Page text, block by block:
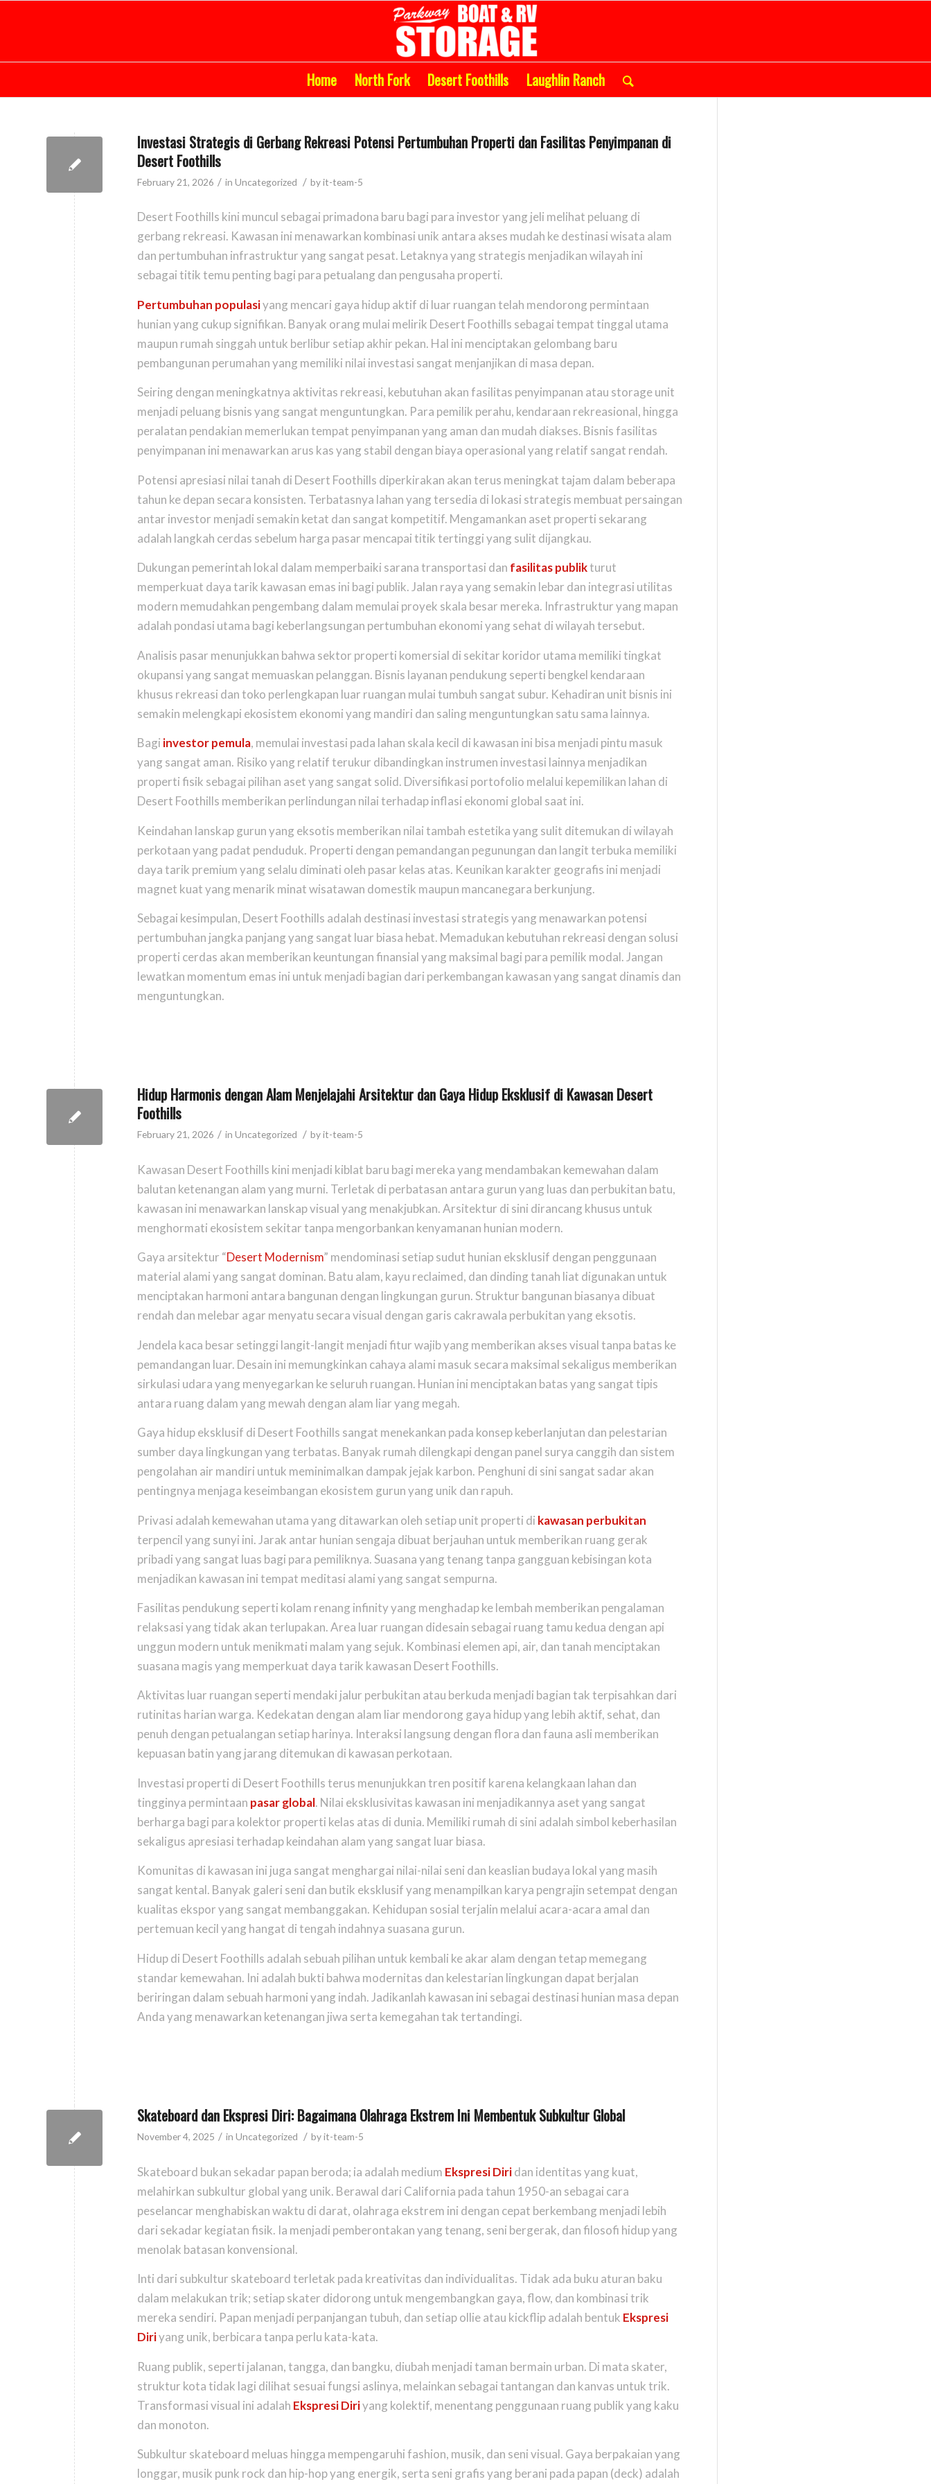
Home North Fork Desert Foothills Laughlin Ranch
Investasi Strategis di Gerbang Rekreasi Potensi Pertumbuhan Properti dan Fasilitas Penyimpanan di
Desert Foothills
February 21, 2026 / in Uncategorized / byit-team-5
Desert Foothills kini muncul sebagai primadona baru bagi para investor yang jeli melihat peluang di
gerbang rekreasi. Kawasan ini menawarkan kombinasi unik antara akses mudah ke destinasi wisata alam
dan pertumbuhan infrastruktur yang sangat pesat. Letaknya yang strategis menjadikan wilayah ini
sebagai titik temu penting bagi para petualang dan pengusaha properti.
Pertumbuhan populasiyang mencari gaya hidup aktif di luar ruangan telah mendorong permintaan
hunian yang cukup signifikan. Banyak orang mulai melirik Desert Foothills sebagai tempat tinggal utama
maupun rumah singgah untuk berlibur setiap akhir pekan. Hal ini menciptakan gelombang baru
pembangunan perumahan yang memiliki nilai investasi sangat menjanjikan di masa depan.
Seiring dengan meningkatnya aktivitas rekreasi, kebutuhan akan fasilitas penyimpanan atau storage unit
menjadi peluang bisnis yang sangat menguntungkan. Para pemilik perahu, kendaraan rekreasional, hingga
peralatan pendakian memerlukan tempat penyimpanan yang aman dan mudah diakses. Bisnis fasilitas
penyimpanan ini menawarkan arus kas yang stabil dengan biaya operasional yang relatif sangat rendah.
Potensi apresiasi nilai tanah di Desert Foothills diperkirakan akan terus meningkat tajam dalam beberapa
tahun ke depan secara konsisten. Terbatasnya lahan yang tersedia di lokasi strategis membuat persaingan
antar investor menjadi semakin ketat dan sangat kompetitif. Mengamankan aset properti sekarang
adalah langkah cerdas sebelum harga pasar mencapai titik tertinggi yang sulit dijangkau.
Dukungan pemerintah lokal dalam memperbaiki sarana transportasi dan fasilitas publikturut
memperkuat daya tarik kawasan emas ini bagi publik. Jalan raya yang semakin lebar dan integrasi utilitas
modern memudahkan pengembang dalam memulai proyek skala besar mereka. Infrastruktur yang mapan
adalah pondasi utama bagi keberlangsungan pertumbuhan ekonomi yang sehat di wilayah tersebut.
Analisis pasar menunjukkan bahwa sektor properti komersial di sekitar koridor utama memiliki tingkat
okupansi yang sangat memuaskan pelanggan. Bisnis layanan pendukung seperti bengkel kendaraan
khusus rekreasi dan toko perlengkapan luar ruangan mulai tumbuh sangat subur. Kehadiran unit bisnis ini
semakin melengkapi ekosistem ekonomi yang mandiri dan saling menguntungkan satu sama lainnya.
Bagi investor pemula, memulai investasi pada lahan skala kecil di kawasan ini bisa menjadi pintu masuk
yang sangat aman. Risiko yang relatif terukur dibandingkan instrumen investasi lainnya menjadikan
properti fisik sebagai pilihan aset yang sangat solid. Diversifikasi portofolio melalui kepemilikan lahan di
Desert Foothills memberikan perlindungan nilai terhadap inflasi ekonomi global saat ini.
Keindahan lanskap gurun yang eksotis memberikan nilai tambah estetika yang sulit ditemukan di wilayah
perkotaan yang padat penduduk. Properti dengan pemandangan pegunungan dan langit terbuka memiliki
daya tarik premium yang selalu diminati oleh pasar kelas atas. Keunikan karakter geografis ini menjadi
magnet kuat yang menarik minat wisatawan domestik maupun mancanegara berkunjung.
Sebagai kesimpulan, Desert Foothills adalah destinasi investasi strategis yang menawarkan potensi
pertumbuhan jangka panjang yang sangat luar biasa hebat. Memadukan kebutuhan rekreasi dengan solusi
properti cerdas akan memberikan keuntungan finansial yang maksimal bagi para pemilik modal. Jangan
lewatkan momentum emas ini untuk menjadi bagian dari perkembangan kawasan yang sangat dinamis dan
menguntungkan.
Hidup Harmonis dengan Alam Menjelajahi Arsitektur dan Gaya Hidup Eksklusif di Kawasan Desert
Foothills
February 21, 2026 / in Uncategorized / byit-team-5
Kawasan Desert Foothills kini menjadi kiblat baru bagi mereka yang mendambakan kemewahan dalam
balutan ketenangan alam yang murni. Terletak di perbatasan antara gurun yang luas dan perbukitan batu,
kawasan ini menawarkan lanskap visual yang menakjubkan. Arsitektur di sini dirancang khusus untuk
menghormati ekosistem sekitar tanpa mengorbankan kenyamanan hunian modern.
Gaya arsitektur “Desert Modernism” mendominasi setiap sudut hunian eksklusif dengan penggunaan
material alami yang sangat dominan. Batu alam, kayu reclaimed, dan dinding tanah liat digunakan untuk
menciptakan harmoni antara bangunan dengan lingkungan gurun. Struktur bangunan biasanya dibuat
rendah dan melebar agar menyatu secara visual dengan garis cakrawala perbukitan yang eksotis.
Jendela kaca besar setinggi langit-langit menjadi fitur wajib yang memberikan akses visual tanpa batas ke
pemandangan luar. Desain ini memungkinkan cahaya alami masuk secara maksimal sekaligus memberikan
sirkulasi udara yang menyegarkan ke seluruh ruangan. Hunian ini menciptakan batas yang sangat tipis
antara ruang dalam yang mewah dengan alam liar yang megah.
Gaya hidup eksklusif di Desert Foothills sangat menekankan pada konsep keberlanjutan dan pelestarian
sumber daya lingkungan yang terbatas. Banyak rumah dilengkapi dengan panel surya canggih dan sistem
pengolahan air mandiri untuk meminimalkan dampak jejak karbon. Penghuni di sini sangat sadar akan
pentingnya menjaga keseimbangan ekosistem gurun yang unik dan rapuh.
Privasi adalah kemewahan utama yang ditawarkan oleh setiap unit properti di kawasan perbukitan
terpencil yang sunyi ini. Jarak antar hunian sengaja dibuat berjauhan untuk memberikan ruang gerak
pribadi yang sangat luas bagi para pemiliknya. Suasana yang tenang tanpa gangguan kebisingan kota
menjadikan kawasan ini tempat meditasi alami yang sangat sempurna.
Fasilitas pendukung seperti kolam renang infinity yang menghadap ke lembah memberikan pengalaman
relaksasi yang tidak akan terlupakan. Area luar ruangan didesain sebagai ruang tamu kedua dengan api
unggun modern untuk menikmati malam yang sejuk. Kombinasi elemen api, air, dan tanah menciptakan
suasana magis yang memperkuat daya tarik kawasan Desert Foothills.
Aktivitas luar ruangan seperti mendaki jalur perbukitan atau berkuda menjadi bagian tak terpisahkan dari
rutinitas harian warga. Kedekatan dengan alam liar mendorong gaya hidup yang lebih aktif, sehat, dan
penuh dengan petualangan setiap harinya. Interaksi langsung dengan flora dan fauna asli memberikan
kepuasan batin yang jarang ditemukan di kawasan perkotaan.
Investasi properti di Desert Foothills terus menunjukkan tren positif karena kelangkaan lahan dan
tingginya permintaan pasar global. Nilai eksklusivitas kawasan ini menjadikannya aset yang sangat
berharga bagi para kolektor properti kelas atas di dunia. Memiliki rumah di sini adalah simbol keberhasilan
sekaligus apresiasi terhadap keindahan alam yang sangat luar biasa.
Komunitas di kawasan ini juga sangat menghargai nilai-nilai seni dan keaslian budaya lokal yang masih
sangat kental. Banyak galeri seni dan butik eksklusif yang menampilkan karya pengrajin setempat dengan
kualitas ekspor yang sangat membanggakan. Kehidupan sosial terjalin melalui acara-acara amal dan
pertemuan kecil yang hangat di tengah indahnya suasana gurun.
Hidup di Desert Foothills adalah sebuah pilihan untuk kembali ke akar alam dengan tetap memegang
standar kemewahan. Ini adalah bukti bahwa modernitas dan kelestarian lingkungan dapat berjalan
beriringan dalam sebuah harmoni yang indah. Jadikanlah kawasan ini sebagai destinasi hunian masa depan
Anda yang menawarkan ketenangan jiwa serta kemegahan tak tertandingi.
Skateboard dan Ekspresi Diri: Bagaimana Olahraga Ekstrem Ini Membentuk Subkultur Global
November 4, 2025 / in Uncategorized / byit-team-5
Skateboard bukan sekadar papan beroda; ia adalah medium Ekspresi Diridan identitas yang kuat,
melahirkan subkultur global yang unik. Berawal dari California pada tahun 1950-an sebagai cara
peselancar menghabiskan waktu di darat, olahraga ekstrem ini dengan cepat berkembang menjadi lebih
dari sekadar kegiatan fisik. Ia menjadi pemberontakan yang tenang, seni bergerak, dan filosofi hidup yang
menolak batasan konvensional.
Inti dari subkultur skateboard terletak pada kreativitas dan individualitas. Tidak ada buku aturan baku
dalam melakukan trik; setiapskater didorong untuk mengembangkan gaya,flow, dan kombinasi trik
mereka sendiri. Papan menjadi perpanjangan tubuh, dan setiapollieatau kickflipadalah bentuk Ekspresi
Diriyang unik, berbicara tanpa perlu kata-kata.
Ruang publik, seperti jalanan, tangga, dan bangku, diubah menjadi taman bermain urban. Di mata skater,
struktur kota tidak lagi dilihat sesuai fungsi aslinya, melainkan sebagai tantangan dan kanvas untuk trik.
Transformasi visual ini adalah Ekspresi Diriyang kolektif, menentang penggunaan ruang publik yang kaku
dan monoton.
Subkultur skateboard meluas hingga mempengaruhifashion, musik, dan seni visual. Gaya berpakaian yang
longgar, musik punk rock dan hip-hop yang energik, serta seni grafis yang berani pada papan (deck) adalah